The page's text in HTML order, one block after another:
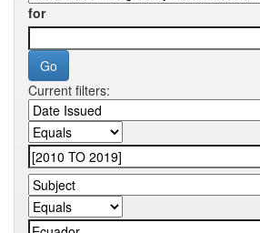
for
Current filters: